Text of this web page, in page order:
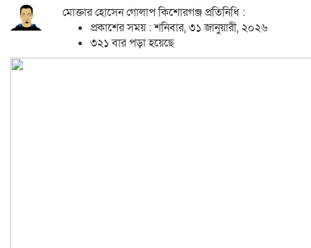
মোক্তার হোসেন গোলাপ কিশোরগঞ্জ প্রতিনিধি :
প্রকাশের সময় : শনিবার, ৩১ জানুয়ারী, ২০২৬
৩২১ বার পড়া হয়েছে